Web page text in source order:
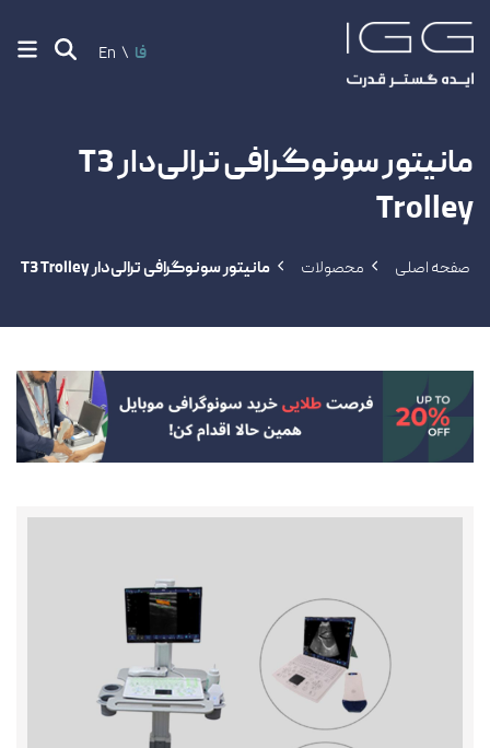
فا En
مانیتور سونوگرافی ترالی‌دار T3
Trolley
صفحه اصلی ‏محصولات مانیتور سونوگرافی ترالی‌دار T3 Trolley